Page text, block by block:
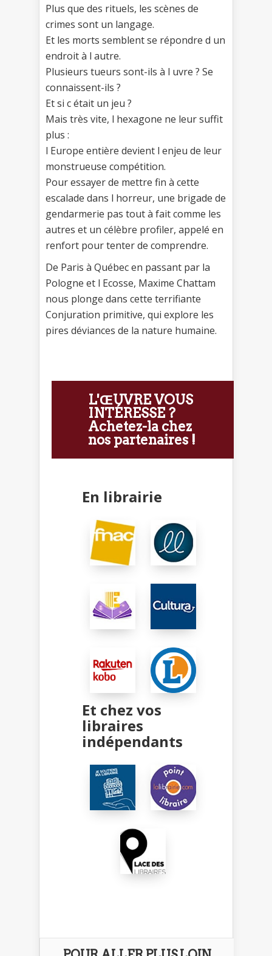
Plus que des rituels, les scènes de
crimes sont un langage.
Et les morts semblent se répondre d un
endroit à l autre.
Plusieurs tueurs sont-ils à l uvre ? Se
connaissent-ils ?
Et si c était un jeu ?
Mais très vite, l hexagone ne leur suffit
plus :
l Europe entière devient l enjeu de leur
monstrueuse compétition.
Pour essayer de mettre fin à cette
escalade dans l horreur, une brigade de
gendarmerie pas tout à fait comme les
autres et un célèbre profiler, appelé en
renfort pour tenter de comprendre.
De Paris à Québec en passant par la
Pologne et l Ecosse, Maxime Chattam
nous plonge dans cette terrifiante
Conjuration primitive, qui explore les
pires déviances de la nature humaine.
L'ŒUVRE VOUS
INTÉRESSE ?
Achetez-la chez
nos partenaires !
En librairie
Et chez vos
libraires
indépendants